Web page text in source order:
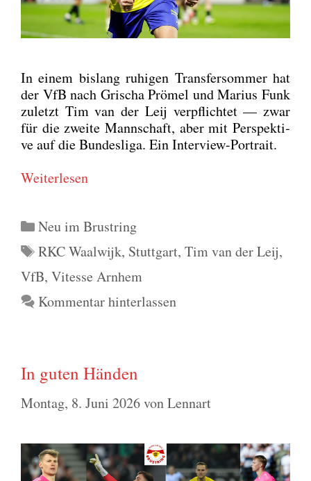
In einem bis­lang ruhi­gen Trans­fer­som­mer hat
der VfB nach Gri­scha Prö­mel und Mari­us Funk
zuletzt Tim van der Leij ver­pflich­tet — zwar
für die zwei­te Mann­schaft, aber mit Per­spek­ti­
ve auf die Bun­des­li­ga. Ein Inter­view-Por­trait.
Wei­ter­le­sen
Kategorien
Neu im Brustring
Schlagwörter
RKC Waalwijk, Stuttgart, Tim van der Leij,
VfB, Vitesse Arnhem
Kommentar hinterlassen
In guten Händen
Montag, 8. Juni 2026vonLennart